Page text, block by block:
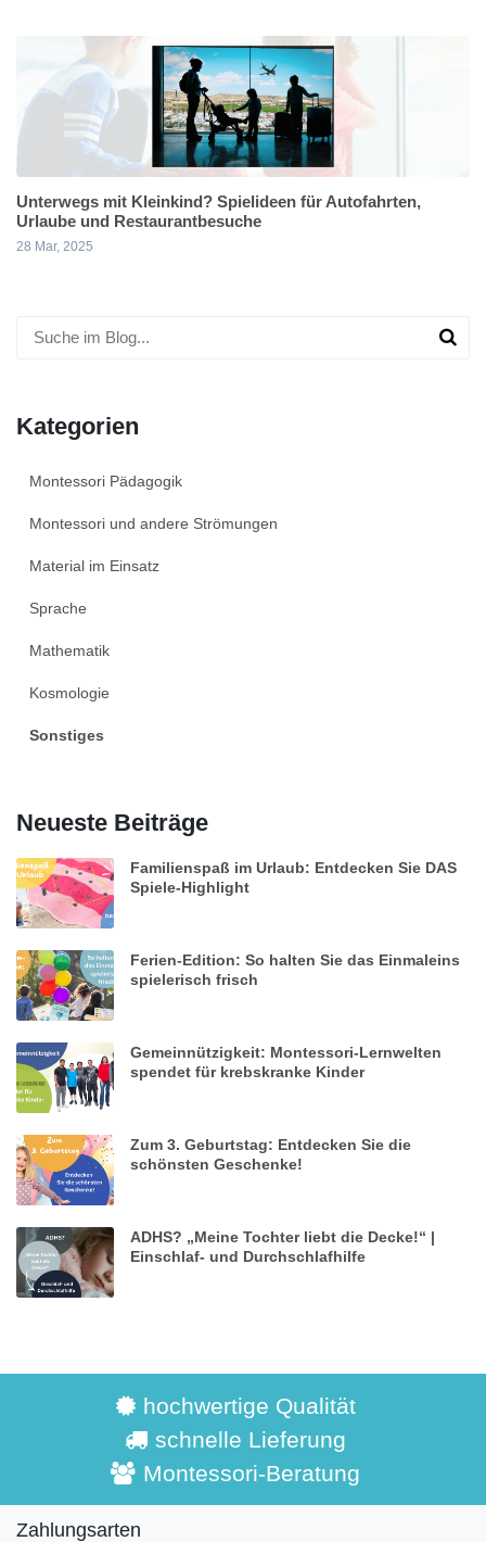
Unterwegs mit Kleinkind? Spielideen für Autofahrten,
Urlaube und Restaurantbesuche
28 Mar, 2025
Kategorien
Montessori Pädagogik
Montessori und andere Strömungen
Material im Einsatz
Sprache
Mathematik
Kosmologie
Sonstiges
Neueste Beiträge
Familienspaß im Urlaub: Entdecken Sie DAS
Spiele-Highlight
Ferien-Edition: So halten Sie das Einmaleins
spielerisch frisch
Gemeinnützigkeit: Montessori-Lernwelten
spendet für krebskranke Kinder
Zum 3. Geburtstag: Entdecken Sie die
schönsten Geschenke!
ADHS? „Meine Tochter liebt die Decke!“ |
Einschlaf- und Durchschlafhilfe
hochwertige Qualität
schnelle Lieferung
Montessori-Beratung
Zahlungsarten